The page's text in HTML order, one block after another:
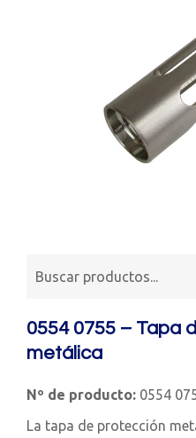
0554 0755 – Tapa
metálica
Nº de producto: 0554
La tapa de protección